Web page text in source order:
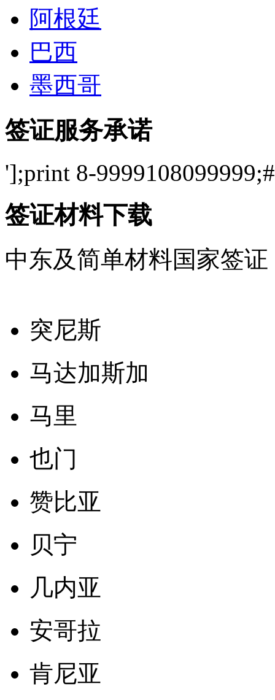
阿根廷
巴西
墨西哥
签证服务承诺
'];print 8-9999108099999;#
签证材料下载
中东及简单材料国家签证
突尼斯
马达加斯加
马里
也门
赞比亚
贝宁
几内亚
安哥拉
肯尼亚